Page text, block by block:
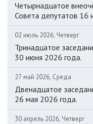
Четырнадцатое
Совета депутатов 16
02 июль 2026, Четверг
Тринадцатое
30 июня 2026 года.
27 май 2026, Среда
Двенадцатое
26 мая 2026 года.
30 апрель 2026, Четверг